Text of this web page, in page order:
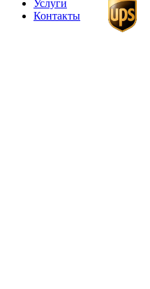
Услуги
Контакты